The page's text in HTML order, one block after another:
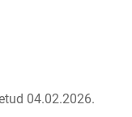
04.02.2026.